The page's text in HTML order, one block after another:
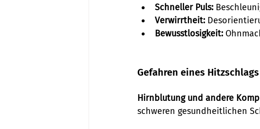
Schneller Puls:
Verwirrtheit:
Bewusstlosigkeit:
Gefahren eines Hitzschlags
Hirnblutung und andere
schweren gesundheitlichen